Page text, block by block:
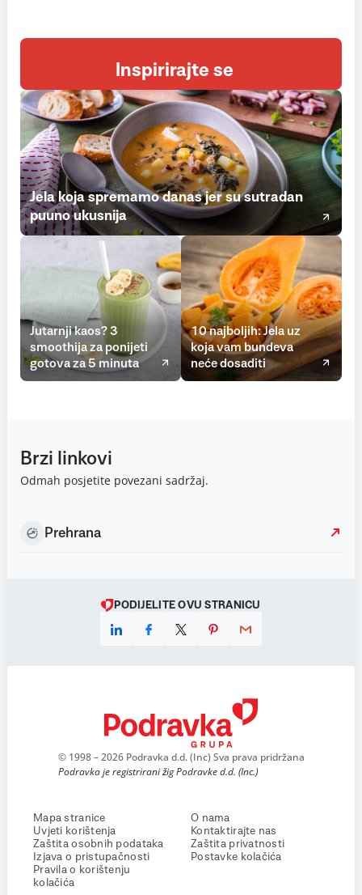
Inspirirajte se
Jela koja spremamo danas jer su sutradan
puuno ukusnija
Jutarnji kaos? 3
smoothija za ponijeti
gotova za 5 minuta
10 najboljih: Jela uz
koja vam bundeva
neće dosaditi
Brzi linkovi
Odmah posjetite povezani sadržaj.
Prehrana
PODIJELITE OVU STRANICU
© 1998 – 2026 Podravka d.d. (Inc) Sva prava pridržana
Podravka je registrirani žig Podravke d.d. (Inc.)
Mapa stranice
Uvjeti korištenja
Zaštita osobnih podataka
Izjava o pristupačnosti
Pravila o korištenju
kolačića
O nama
Kontaktirajte nas
Zaštita privatnosti
Postavke kolačića